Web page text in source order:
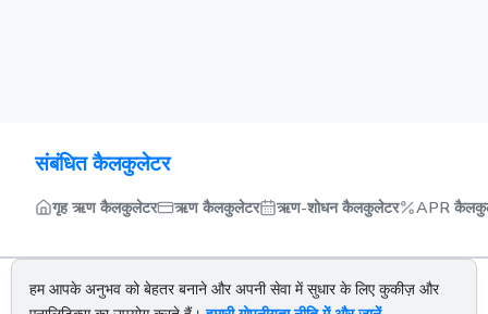
संबंधित कैलकुलेटर
गृह ऋण कैलकुलेटर ऋण कैलकुलेटर ऋण-शोधन कैलकुलेटर APR
हम आपके अनुभव को बेहतर बनाने और अपनी सेवा में सुधार के लिए कुकीज़ और